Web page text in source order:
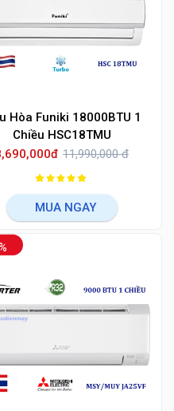
Hòa Funiki 18000BTU 1
Chiều HSC18TMU
11,990,000 đ
MUA NGAY